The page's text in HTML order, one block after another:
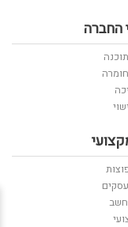
החברה